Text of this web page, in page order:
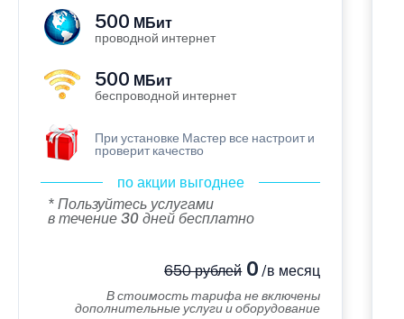
500 МБит
проводной интернет
500 МБит
беспроводной интернет
При установке Мастер все настроит и
проверит качество
по акции выгоднее
* Пользуйтесь услугами
в течение 30 дней бесплатно
650 рублей0 /в месяц
В стоимость тарифа не включены
дополнительные услуги и оборудование